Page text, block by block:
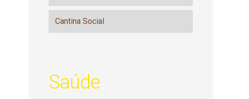
Cantina Social
Saúde